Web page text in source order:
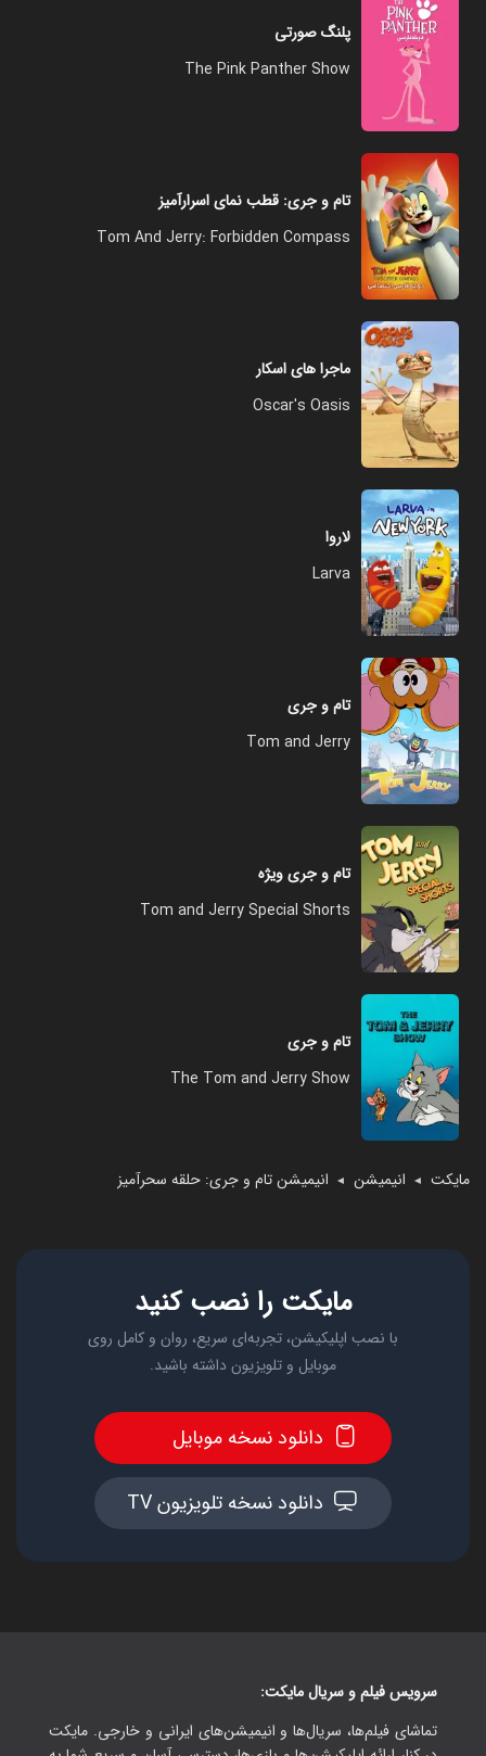
مایکت ◄ انیمیشن ◄ انیمیشن تام و جری: حلقه سحرآمیز
پلنگ صورتی
The Pink Panther Show
تام و جری: قطب‌ نمای اسرارآمیز
Tom And Jerry: Forbidden Compass
ماجرا های اسکار
Oscar's Oasis
لاروا
Larva
تام و جری
Tom and Jerry
تام و جری ویژه
Tom and Jerry Special Shorts
تام و جری
The Tom and Jerry Show
مایکت را نصب کنید
با نصب اپلیکیشن، تجربه‌ای سریع، روان و کامل روی
موبایل و تلویزیون داشته باشید.
دانلود نسخه موبایل
دانلود نسخه تلویزیون TV
سرویس فیلم و سریال مایکت:
تماشای فیلم‌ها، سریال‌ها و انیمیشن‌های ایرانی و خارجی. مایکت